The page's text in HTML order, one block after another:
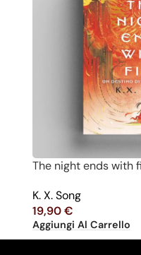
The night ends with
K. X. Song
19,90€
Aggiungi Al Carrello